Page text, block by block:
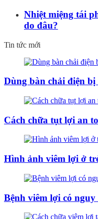
Nhiệt miệng tái
do đâu?
Tin tức mới
Dùng bàn chải điện
Cách chữa tụt lợi an
Hình ảnh viêm lợi ở
Bệnh viêm lợi có